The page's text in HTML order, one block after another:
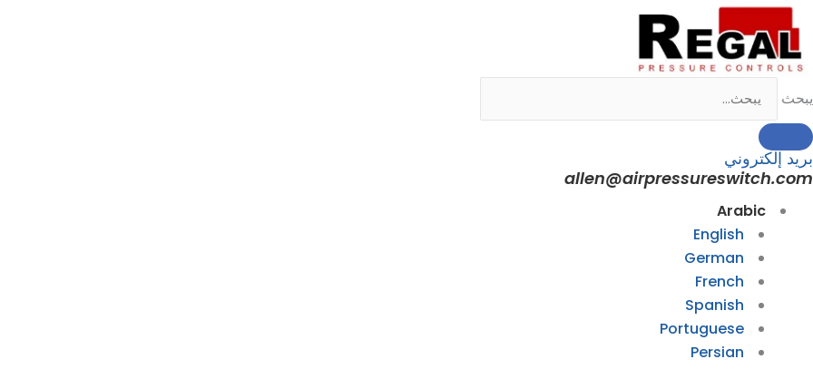
تخطي
إلى
المحتوى
يبحث
بريد إلكتروني
allen@airpressureswitch.com
Arabic
English
German
French
Spanish
Portuguese
Persian